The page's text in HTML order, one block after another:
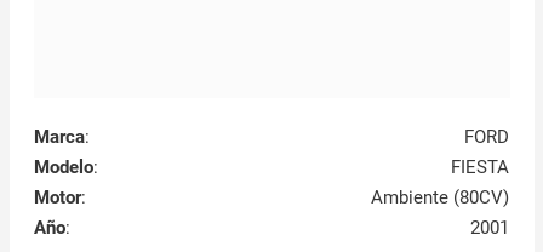
Marca:
FORD
Modelo:
FIESTA
Motor:
Ambiente (80CV)
Año: 2001